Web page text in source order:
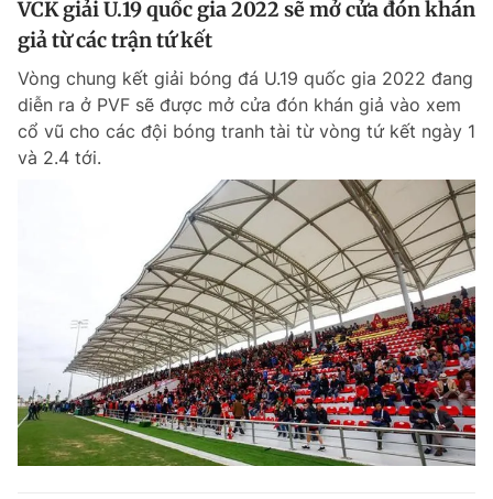
VCK giải U.19 quốc gia 2022 sẽ mở cửa đón khán
giả từ các trận tứ kết
Vòng chung kết giải bóng đá U.19 quốc gia 2022 đang
diễn ra ở PVF sẽ được mở cửa đón khán giả vào xem
cổ vũ cho các đội bóng tranh tài từ vòng tứ kết ngày 1
và 2.4 tới.